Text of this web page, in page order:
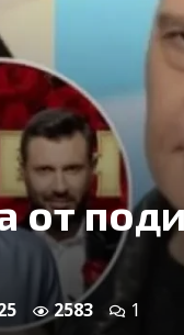
от
2583 1